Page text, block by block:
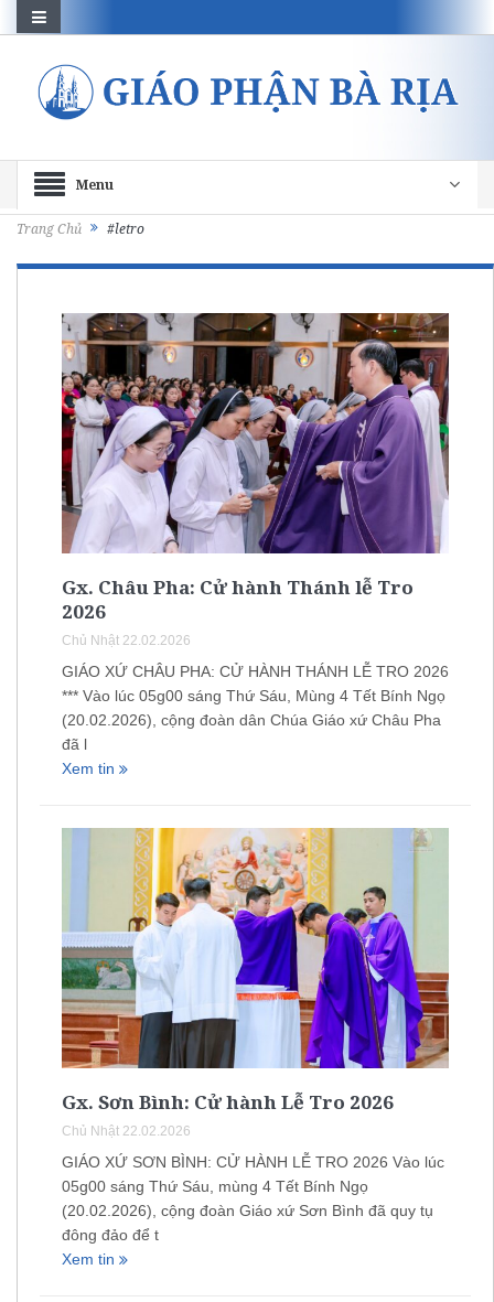
Menu
Trang Chủ #letro
Gx. Châu Pha: Cử hành Thánh lễ Tro
2026
Chủ Nhật 22.02.2026
GIÁO XỨ CHÂU PHA: CỬ HÀNH THÁNH LỄ TRO 2026
*** Vào lúc 05g00 sáng Thứ Sáu, Mùng 4 Tết Bính Ngọ
(20.02.2026), cộng đoàn dân Chúa Giáo xứ Châu Pha
đã l
Xem tin
Gx. Sơn Bình: Cử hành Lễ Tro 2026
Chủ Nhật 22.02.2026
GIÁO XỨ SƠN BÌNH: CỬ HÀNH LỄ TRO 2026 Vào lúc
05g00 sáng Thứ Sáu, mùng 4 Tết Bính Ngọ
(20.02.2026), cộng đoàn Giáo xứ Sơn Bình đã quy tụ
đông đảo để t
Xem tin